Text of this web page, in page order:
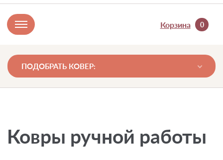
Корзина 0
ПОДОБРАТЬ КОВЕР:
Ковры ручной работы